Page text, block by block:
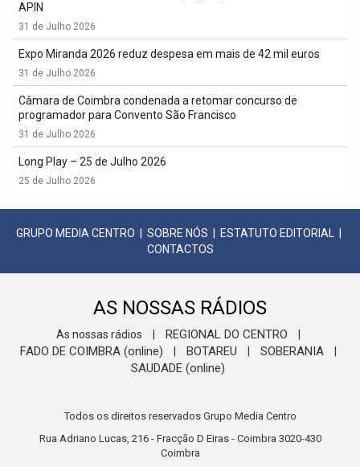
APIN
31 de Julho 2026
Expo Miranda 2026 reduz despesa em mais de 42 mil euros
31 de Julho 2026
Câmara de Coimbra condenada a retomar concurso de
programador para Convento São Francisco
31 de Julho 2026
Long Play – 25 de Julho 2026
25 de Julho 2026
GRUPO MEDIA CENTRO SOBRE NÓS ESTATUTO EDITORIAL
CONTACTOS
AS NOSSAS RÁDIOS
As nossas rádios REGIONAL DO CENTRO
FADO DE COIMBRA (online) BOTAREU SOBERANIA
SAUDADE (online)
Todos os direitos reservados Grupo Media Centro
Rua Adriano Lucas, 216 - Fracção D Eiras - Coimbra 3020-430
Coimbra